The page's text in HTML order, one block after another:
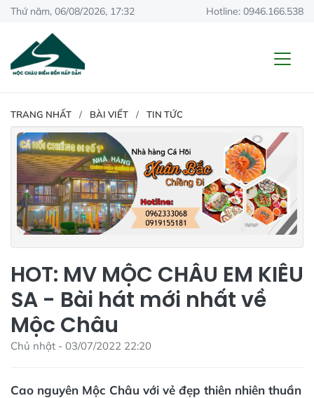
Thứ năm, 06/08/2026, 17:32 Hotline: 0946.166.538
TRANG NHẤT BÀI VIẾT TIN TỨC
HOT: MV MỘC CHÂU EM KIÊU
SA - Bài hát mới nhất về
Mộc Châu
Chủ nhật - 03/07/2022 22:20
Cao nguyên Mộc Châu với vẻ đẹp thiên nhiên thuần